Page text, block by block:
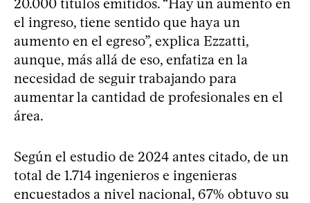
el ingreso, tiene sentido que haya un
aumento en el egreso”, explica Ezzatti,
aunque, más allá de eso, enfatiza en la
necesidad de seguir trabajando para
aumentar la cantidad de profesionales en el
área.
Según el estudio de 2024 antes citado, de un
total de 1.714 ingenieros e ingenieras
encuestados a nivel nacional, 67% obtuvo su